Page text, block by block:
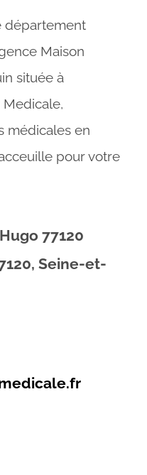
département
Maison
située à
Medicale,
médicales en
pour votre
77120
Seine-et-